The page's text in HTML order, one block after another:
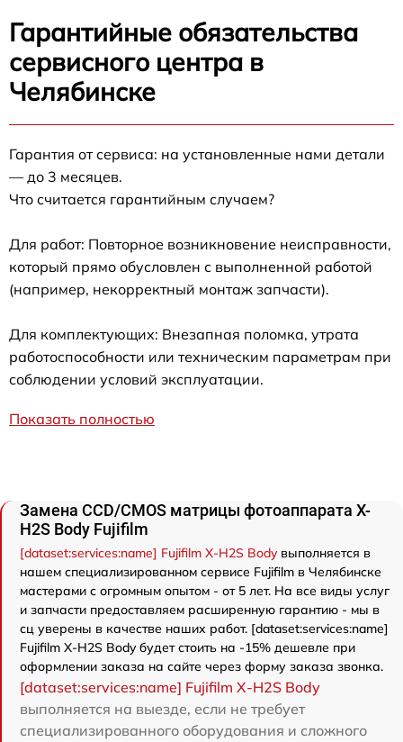
Гарантийные обязательства
сервисного центра в
Челябинске
Гарантия от сервиса: на установленные нами детали
— до 3 месяцев.
Что считается гарантийным случаем?
Для работ: Повторное возникновение неисправности,
который прямо обусловлен с выполненной работой
(например, некорректный монтаж запчасти).
Для комплектующих: Внезапная поломка, утрата
работоспособности или техническим параметрам при
соблюдении условий эксплуатации.
Показать полностью
Замена CCD/CMOS матрицы фотоаппарата X-
H2S Body Fujifilm
[dataset:services:name] Fujifilm X-H2S Bodyвыполняется в
нашем специализированном сервисе Fujifilm в Челябинске
мастерами с огромным опытом - от 5 лет. На все виды услуг
и запчасти предоставляем расширенную гарантию - мы в
сц уверены в качестве наших работ. [dataset:services:name]
Fujifilm X-H2S Body будет стоить на -15% дешевле при
оформлении заказа на сайте через форму заказа звонка.
[dataset:services:name] Fujifilm X-H2S Body
выполняется на выезде, если не требует
специализированного оборудования и сложного